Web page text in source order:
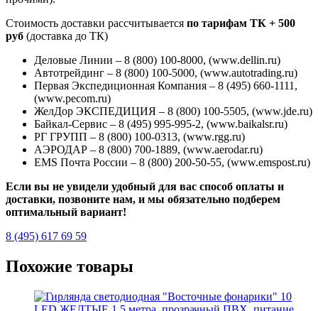
Стоимость доставки рассчитывается по тарифам ТК + 500
руб (доставка до ТК)
Деловые Линии – 8 (800) 100-8000, (www.dellin.ru)
Автотрейдинг – 8 (800) 100-5000, (www.autotrading.ru)
Первая Экспедиционная Компания – 8 (495) 660-1111,
(www.pecom.ru)
ЖелДор ЭКСПЕДИЦИЯ – 8 (800) 100-5505, (www.jde.ru)
Байкал-Сервис – 8 (495) 995-995-2, (www.baikalsr.ru)
РГ ГРУПП – 8 (800) 100-0313, (www.rgg.ru)
АЭРОДАР – 8 (800) 700-1889, (www.aerodar.ru)
EMS Почта России – 8 (800) 200-50-55, (www.emspost.ru)
Если вы не увидели удобный для вас способ оплаты и
доставки, позвоните нам, и мы обязательно подберем
оптимальный вариант!
8 (495) 617 69 59
Похожие товары